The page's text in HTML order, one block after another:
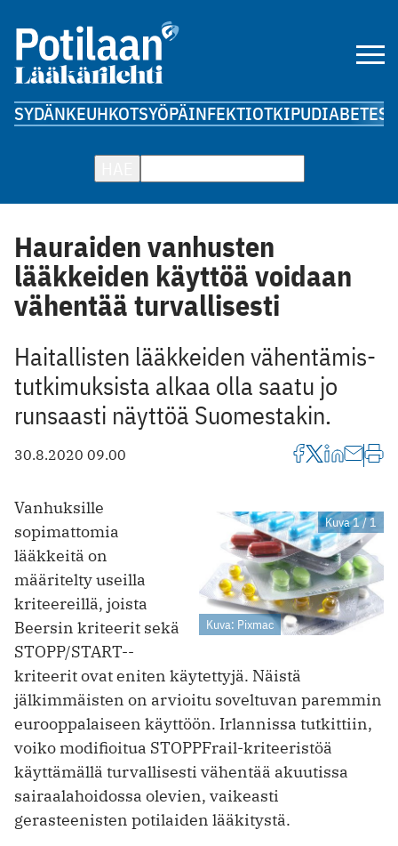
SYDÄNKEUHKOTSYÖPÄINFEKTIOTKIPUDIABETES
Hauraiden vanhusten
lääkkeiden käyttöä voidaan
vähentää turvallisesti
Haitallisten lääkkeiden vähentämis­
tutkimuksista alkaa olla saatu jo
runsaasti näyttöä Suomestakin.
30.8.2020 09.00
Kuva 1 / 1
Kuva: Pixmac
Vanhuksille
sopimattomia
lääkkeitä on
määritelty useilla
kriteereillä, joista
Beersin kriteerit sekä
STOPP/START-­
kriteerit ovat eniten käytettyjä. Näistä
jälkimmäisten on arvioitu soveltuvan paremmin
eurooppalaiseen käyttöön. Irlannissa tutkittiin,
voiko modifioitua STOPPFrail-kriteeristöä
käyttämällä turvallisesti vähentää akuutissa
sairaalahoidossa olevien, vaikeasti
gerasteenisten potilaiden lääkitystä.